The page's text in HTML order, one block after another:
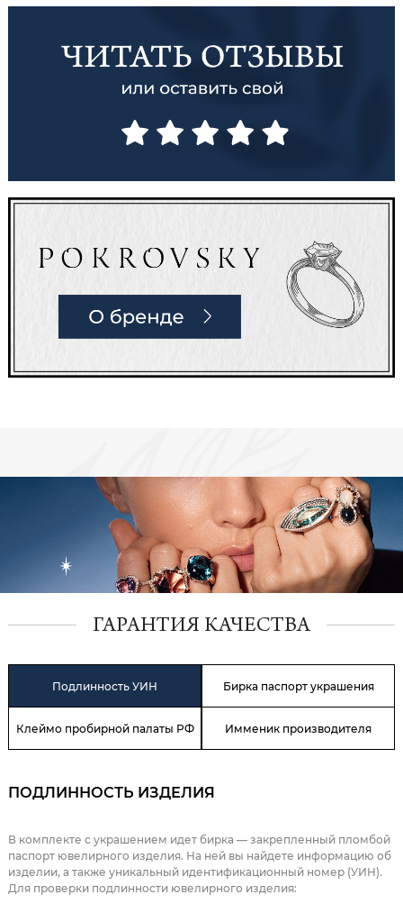
ГАРАНТИЯ КАЧЕСТВА
Подлинность УИН Бирка паспорт украшения
Клеймо пробирной палаты РФ Имменик производителя
ПОДЛИННОСТЬ ИЗДЕЛИЯ
В комплекте с украшением идет бирка — закрепленный пломбой
паспорт ювелирного изделия. На ней вы найдете информацию об
изделии, а также уникальный идентификационный номер (УИН).
Для проверки подлинности ювелирного изделия: